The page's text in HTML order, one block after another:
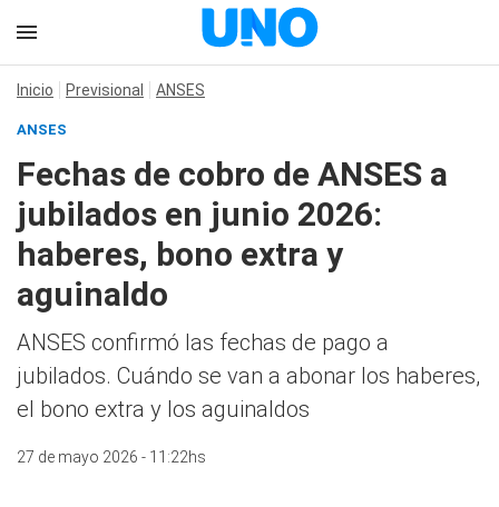
Inicio Previsional ANSES
ANSES
Fechas de cobro de ANSES a
jubilados en junio 2026:
haberes, bono extra y
aguinaldo
ANSES confirmó las fechas de pago a
jubilados. Cuándo se van a abonar los haberes,
el bono extra y los aguinaldos
27 de mayo 2026 - 11:22hs